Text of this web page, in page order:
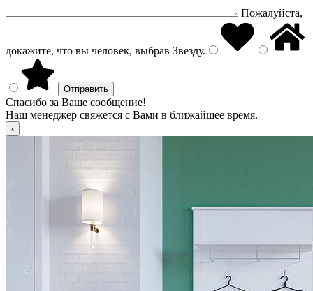
Пожалуйста,
докажите, что вы человек, выбрав Звезду.
Спасибо за Ваше сообщение!
Наш менеджер свяжется с Вами в ближайшее время.